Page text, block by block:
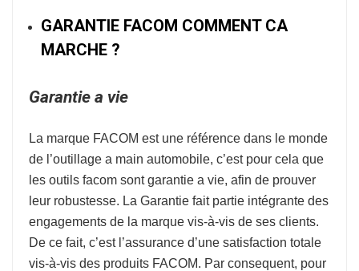
GARANTIE FACOM COMMENT CA
MARCHE ?
Garantie a vie
La marque FACOM est une référence dans le monde
de l’outillage a main automobile, c’est pour cela que
les outils facom sont garantie a vie, afin de prouver
leur robustesse. La Garantie fait partie intégrante des
engagements de la marque vis-à-vis de ses clients.
De ce fait, c’est l’assurance d’une satisfaction totale
vis-à-vis des produits FACOM. Par consequent, pour